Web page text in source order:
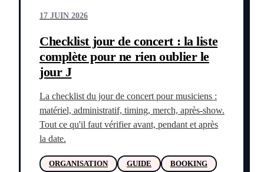
17 JUIN 2026
Checklist jour de concert : la liste
complète pour ne rien oublier le
jour J
La checklist du jour de concert pour musiciens :
matériel, administratif, timing, merch, après-show.
Tout ce qu'il faut vérifier avant, pendant et après
la date.
ORGANISATION GUIDE BOOKING